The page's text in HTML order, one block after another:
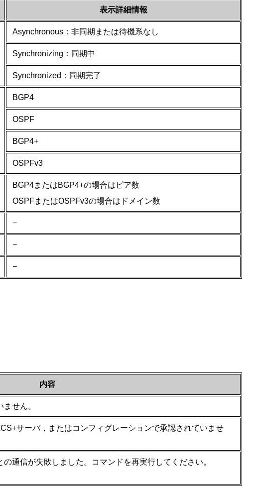
表示詳細情報
Asynchronous：非同期または待機系なし
Synchronizing：同期中
Synchronized：同期完了
BGP4
OSPF
BGP4+
OSPFv3
BGP4またはBGP4+の場合はピア数
OSPFまたはOSPFv3の場合はドメイン数
−
−
−
内容
せん。
サーバ，またはコンフィグレーションで承認されていませ
通信が失敗しました。コマンドを再実行してください。